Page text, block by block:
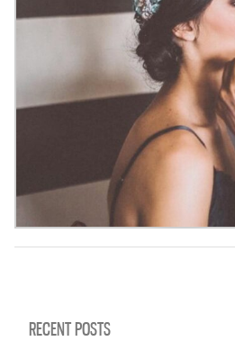
RECENT POSTS